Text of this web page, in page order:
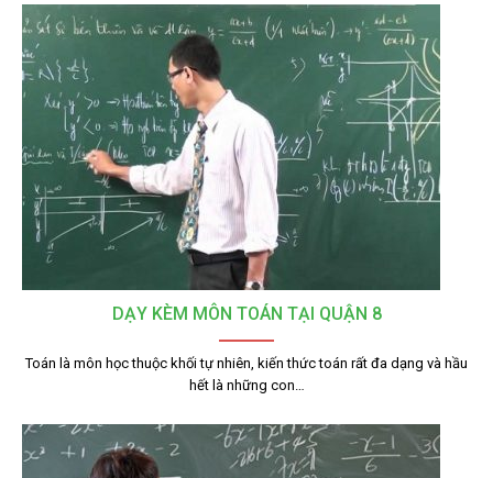
DẠY KÈM MÔN TOÁN TẠI QUẬN 8
Toán là môn học thuộc khối tự nhiên, kiến thức toán rất đa dạng và hầu
hết là những con…